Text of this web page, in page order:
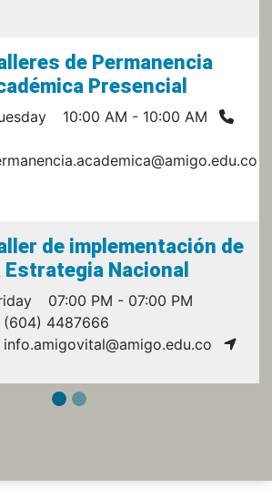
de Permanencia
Presencial
10:00 AM - 10:00 AM
de implementación de
Estrategia Nacional
07:00 PM - 07:00 PM
(604) 4487666
info.amigovital@amigo.edu.co